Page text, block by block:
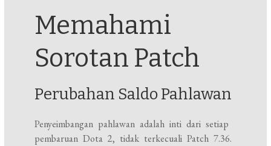
Memahami
Sorotan Patch
Perubahan Saldo Pahlawan
Penyeimbangan pahlawan adalah inti dari setiap
pembaruan Dota 2, tidak terkecuali Patch 7.36.